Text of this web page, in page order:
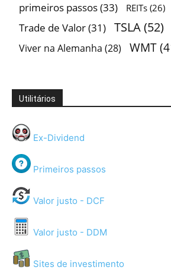
primeiros passos(33) REITs (26)
Trade de Valor(31) TSLA(52)
Viver na Alemanha (28) WMT
Utilitários
Ex-Dividend
Primeiros passos
Valor justo - DCF
Valor justo - DDM
Sites de investimento